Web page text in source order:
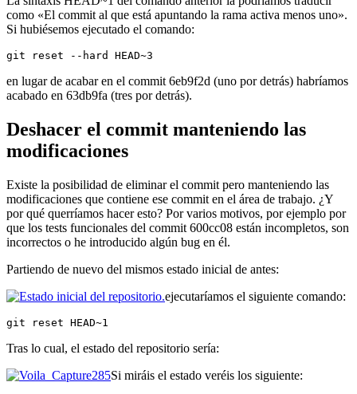
como «El commit al que está apuntando la rama activa menos uno».
Si hubiésemos ejecutado el comando:
git reset --hard HEAD~3
en lugar de acabar en el commit 6eb9f2d (uno por detrás) habríamos
acabado en 63db9fa (tres por detrás).
Deshacer el commit manteniendo las
modificaciones
Existe la posibilidad de eliminar el commit pero manteniendo las
modificaciones que contiene ese commit en el área de trabajo. ¿Y
por qué querríamos hacer esto? Por varios motivos, por ejemplo por
que los tests funcionales del commit 600cc08 están incompletos, son
incorrectos o he introducido algún bug en él.
Partiendo de nuevo del mismos estado inicial de antes:
ejecutaríamos el siguiente comando:
git reset HEAD~1
Tras lo cual, el estado del repositorio sería:
Si miráis el estado veréis los siguiente: